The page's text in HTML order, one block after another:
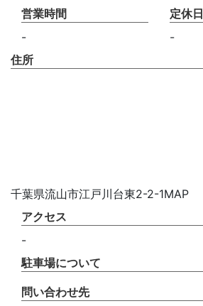
営業時間
-
定休日
-
住所
千葉県流山市江戸川台東2-2-1MAP
アクセス
-
駐車場について
問い合わせ先